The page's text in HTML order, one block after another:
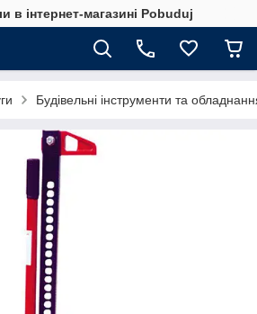
в інтернет-магазині Pobuduj
Будівельні інструменти та